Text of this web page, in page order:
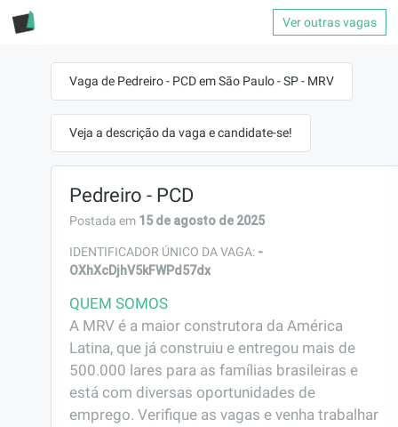
Ver outras vagas
Vaga de Pedreiro - PCD em São Paulo - SP - MRV
Veja a descrição da vaga e candidate-se!
Pedreiro - PCD
Postada em 15 de agosto de 2025
IDENTIFICADOR ÚNICO DA VAGA: -
OXhXcDjhV5kFWPd57dx
QUEM SOMOS
A MRV é a maior construtora da América
Latina, que já construiu e entregou mais de
500.000 lares para as famílias brasileiras e
está com diversas oportunidades de
emprego. Verifique as vagas e venha trabalhar